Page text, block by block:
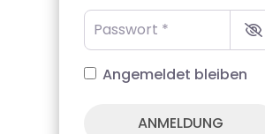
Passwort
Angemeldet bleiben
ANMELDUNG